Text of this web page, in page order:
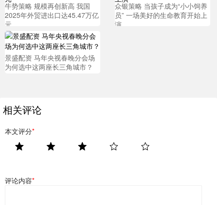
牛势策略 规模再创新高 我国
2025年外贸进出口达45.47万亿
元
众银策略 当孩子成为“小小饲养
员” 一场美好的生命教育开始上
演
景盛配资 马年央视春晚分会场
为何选中这两座长三角城市？
相关评论
本文评分*
评论内容*